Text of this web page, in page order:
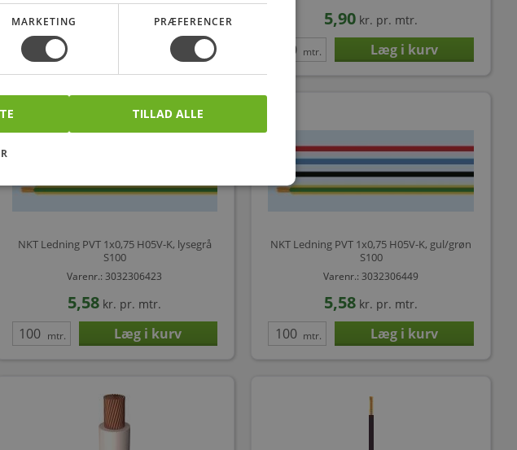
6,33 pr. mtr.
mtr.
5,90 kr. pr. mtr.
mtr.
NKT Ledning PVT 1x0,75 H05V-K, lysegrå
S100
Varenr.: 3032306423
5,58 kr. pr. mtr.
mtr.
NKT Ledning PVT 1x0,75 H05V-K, gul/grøn
S100
Varenr.: 3032306449
5,58 kr. pr. mtr.
mtr.
MARKETING PRÆFERENCER
TILLAD ALLE